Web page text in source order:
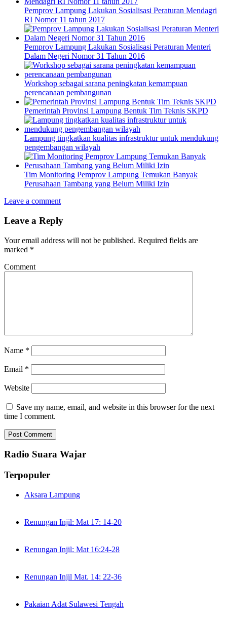
Pemprov Lampung Lakukan Sosialisasi Peraturan Mendagri
RI Nomor 11 tahun 2017
Pemprov Lampung Lakukan Sosialisasi Peraturan Menteri
Dalam Negeri Nomor 31 Tahun 2016
Workshop sebagai sarana peningkatan kemampuan
perencanaan pembangunan
Pemerintah Provinsi Lampung Bentuk Tim Teknis SKPD
Lampung tingkatkan kualitas infrastruktur untuk mendukung
pengembangan wilayah
Tim Monitoring Pemprov Lampung Temukan Banyak
Perusahaan Tambang yang Belum Miliki Izin
Leave a comment
Leave a Reply
Your email address will not be published. Required fields are
marked *
Comment
Name *
Email *
Website
Save my name, email, and website in this browser for the next
time I comment.
Radio Suara Wajar
Terpopuler
Aksara Lampung
Renungan Injil: Mat 17: 14-20
Renungan Injil: Mat 16:24-28
Renungan Injil Mat. 14: 22-36
Pakaian Adat Sulawesi Tengah